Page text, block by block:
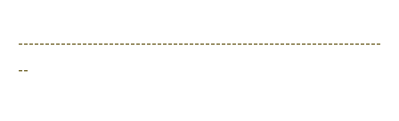
--------------------------------------------------------------------
--